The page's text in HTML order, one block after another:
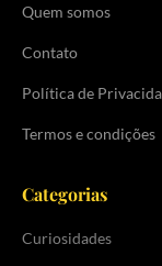
Quem somos
Contato
Política de
Termos e condições
Categorias
Curiosidades